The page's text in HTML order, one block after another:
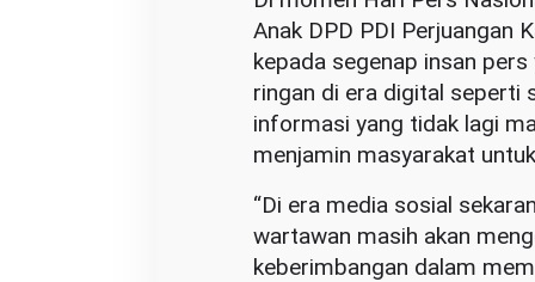
Anak DPD PDI Perjuangan
kepada segenap insan
ringan di era digital seperti
informasi yang tidak lagi
menjamin masyarakat
“Di era media sosial
wartawan masih akan
keberimbangan dalam